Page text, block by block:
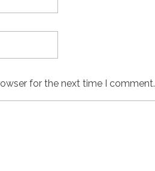
for the next time I comment.